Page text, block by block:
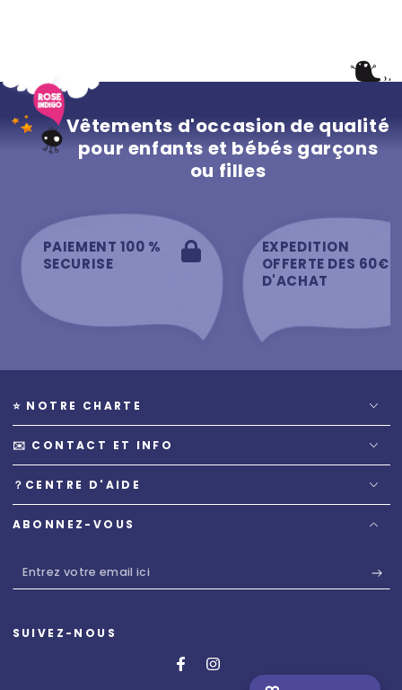
Vêtements d'occasion de qualité
pour enfants et bébés garçons
ou filles
PAIEMENT 100 %
SECURISE
EXPEDITION
OFFERTE DES 60€
D'ACHAT
⭐️ NOTRE CHARTE
✉️ CONTACT ET INFO
？CENTRE D'AIDE
ABONNEZ-VOUS
Entrez
votre
SUIVEZ-NOUS
FacebookInstagram